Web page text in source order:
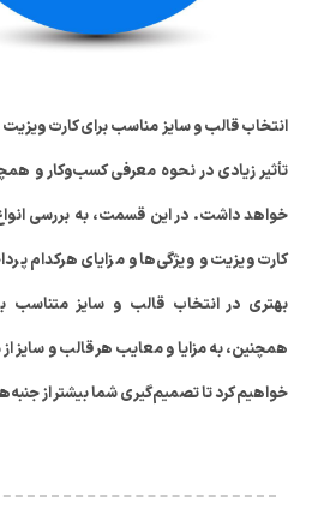
انتخاب قالب و سایز مناسب برای کارت ویزیت
تأثیر زیادی در نحوه معرفی کسب‌وکار و
خواهد داشت. در این قسمت، به بررسی
کارت ویزیت و ویژگی‌ها و مزایای هرکدام
بهتری در انتخاب قالب و سایز متناسب
همچنین، به مزایا و معایب هر قالب و سایز
خواهیم کرد تا تصمیم‌گیری شما بیشتر از